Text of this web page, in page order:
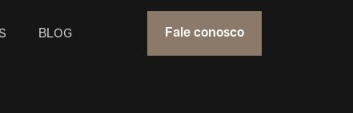
BLOG Fale conosco